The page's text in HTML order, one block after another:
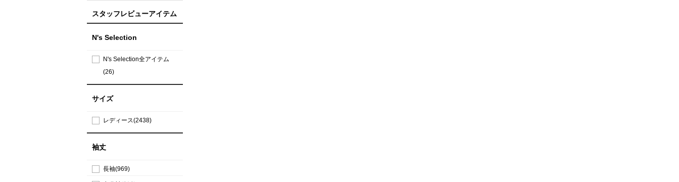
スタッフレビューアイテム
N's Selection
N's Selection全アイテム
(26)
サイズ
レディース(2438)
袖丈
長袖(969)